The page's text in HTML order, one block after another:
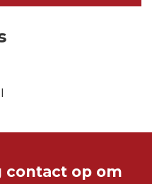
contact op om